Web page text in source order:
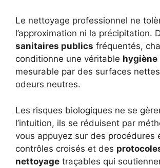
Le nettoyage professionnel ne
l’approximation ni la précipitation.
sanitaires publics fréquentés,
conditionne une véritable
mesurable par des surfaces
odeurs neutres.
Les risques biologiques ne se
l’intuition, ils se réduisent par
vous appuyez sur des procédures
contrôles croisés et des
nettoyage traçables qui